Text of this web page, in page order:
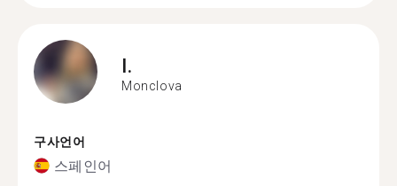
I.
Monclova
구사언어
스페인어